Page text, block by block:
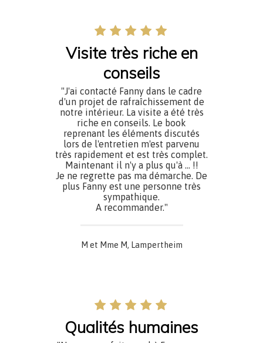
Visite très riche en
conseils
"J'ai contacté Fanny dans le cadre
d'un projet de rafraîchissement de
notre intérieur. La visite a été très
riche en conseils. Le book
reprenant les éléments discutés
lors de l'entretien m'est parvenu
très rapidement et est très complet.
Maintenant il n'y a plus qu'à ... !!
Je ne regrette pas ma démarche. De
plus Fanny est une personne très
sympathique.
A recommander."
M et Mme M, Lampertheim
Qualités humaines